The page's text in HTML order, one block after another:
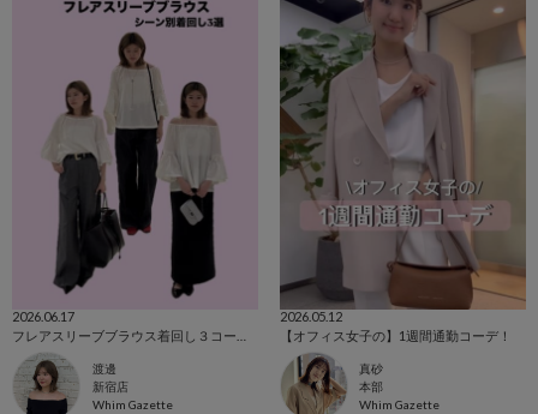
2026.06.17
渡邊
新宿店
Whim Gazette
2026.05.12
【オフィス女子の】1週間通勤コーデ！
真砂
本部
Whim Gazette